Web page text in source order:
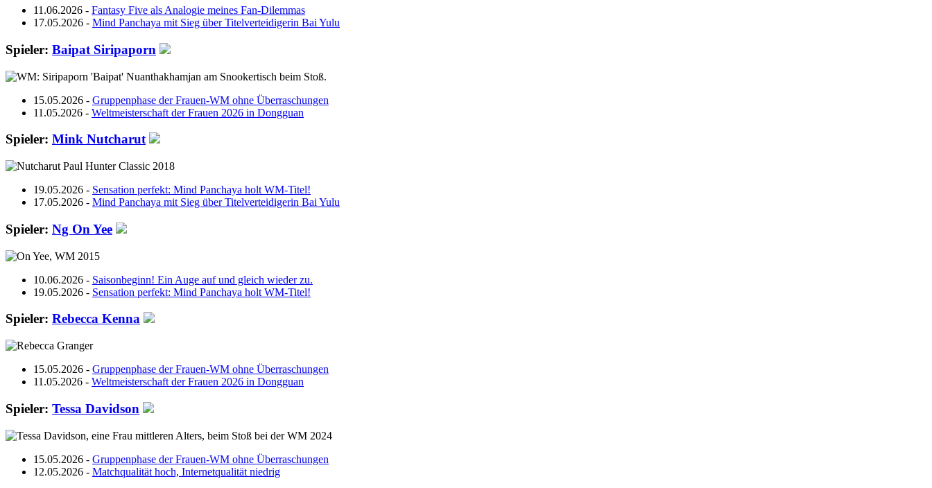
11.06.2026 - Fantasy Five als Analogie meines Fan-Dilemmas
17.05.2026 - Mind Panchaya mit Sieg über Titelverteidigerin Bai Yulu
Spieler: Baipat Siripaporn
15.05.2026 - Gruppenphase der Frauen-WM ohne Überraschungen
11.05.2026 - Weltmeisterschaft der Frauen 2026 in Dongguan
Spieler: Mink Nutcharut
19.05.2026 - Sensation perfekt: Mind Panchaya holt WM-Titel!
17.05.2026 - Mind Panchaya mit Sieg über Titelverteidigerin Bai Yulu
Spieler: Ng On Yee
10.06.2026 - Saisonbeginn! Ein Auge auf und gleich wieder zu.
19.05.2026 - Sensation perfekt: Mind Panchaya holt WM-Titel!
Spieler: Rebecca Kenna
15.05.2026 - Gruppenphase der Frauen-WM ohne Überraschungen
11.05.2026 - Weltmeisterschaft der Frauen 2026 in Dongguan
Spieler: Tessa Davidson
15.05.2026 - Gruppenphase der Frauen-WM ohne Überraschungen
12.05.2026 - Matchqualität hoch, Internetqualität niedrig